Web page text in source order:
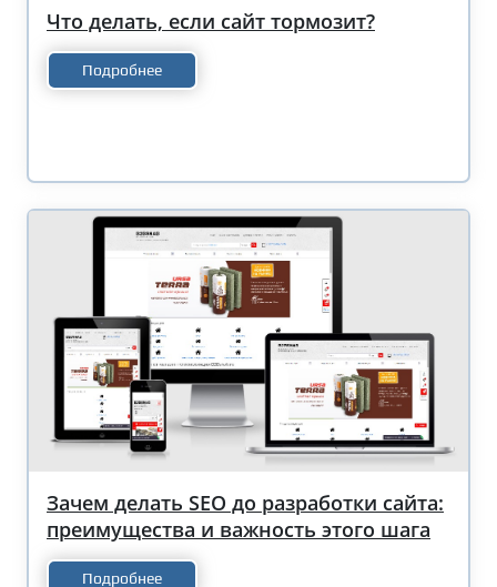
Что делать, если сайт тормозит?
Подробнее
Зачем делать SEO до разработки сайта:
преимущества и важность этого шага
Подробнее